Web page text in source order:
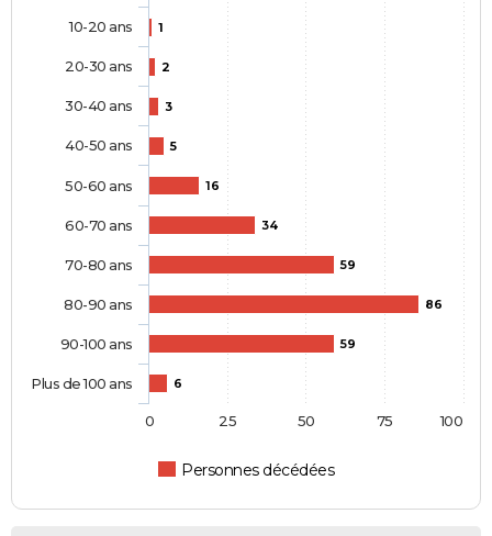
1
2
3
5
16
34
59
86
59
6
Personnes décédées
10-20 ans
20-30 ans
30-40 ans
40-50 ans
50-60 ans
60-70 ans
70-80 ans
80-90 ans
90-100 ans
Plus de 100 ans
0 100
25 50 75